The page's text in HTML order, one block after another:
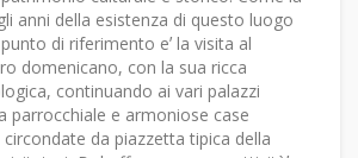
anni della esistenza di questo luogo
di riferimento eʼ la visita al
domenicano, con la sua ricca
continuando ai vari palazzi
parrocchiale e armoniose case
da piazzetta tipica della